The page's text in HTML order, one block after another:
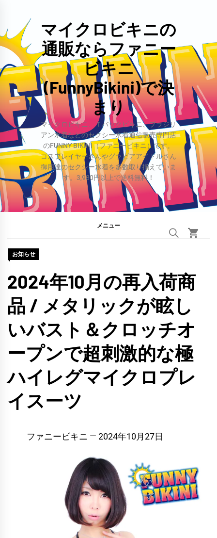
テ
ン
ツ
へ
ッ
プ
マイクロビキニの
通販ならファニー
ビキニ
(FunnyBikini)で決
まり
マイクロビキニ、Ｔバックビキニ、ブラジリ
アン水着などのセクシー水着通信販売専門店
のFUNNY BIKINI（ファニービキニ）です。
コスプレイヤーさんやグラビアアイドルさん
御用達のセクシー水着を多数取り揃えていま
す。3,980円以上で送料無料！
メニュー
お知らせ
2024年10月の再入荷商
品 / メタリックが眩し
いバスト＆クロッチオ
ープンで超刺激的な極
ハイレグマイクロプレ
イスーツ
ファニービキニ 2024年10月27日